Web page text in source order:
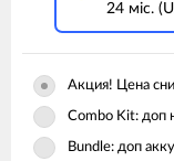
24 міс.
Акция! Цена
Combo Kit: доп
Bundle: доп